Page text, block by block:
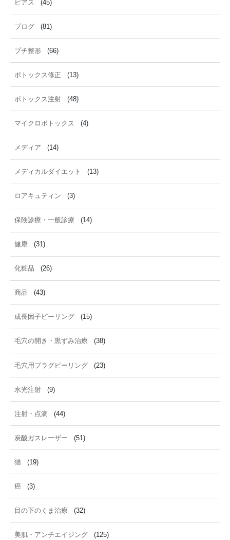
ピアス (45)
ブログ (81)
プチ整形 (66)
ボトックス修正 (13)
ボトックス注射 (48)
マイクロボトックス (4)
メディア (14)
メディカルダイエット (13)
ロアキュティン (3)
保険診療・一般診療 (14)
健康 (31)
化粧品 (26)
商品 (43)
成長因子ピーリング (15)
毛穴の開き・黒ずみ治療 (38)
毛穴用プラグピーリング (23)
水光注射 (9)
注射・点滴 (44)
炭酸ガスレーザー (51)
猫 (19)
癌 (3)
目の下のくま治療 (32)
美肌・アンチエイジング (125)